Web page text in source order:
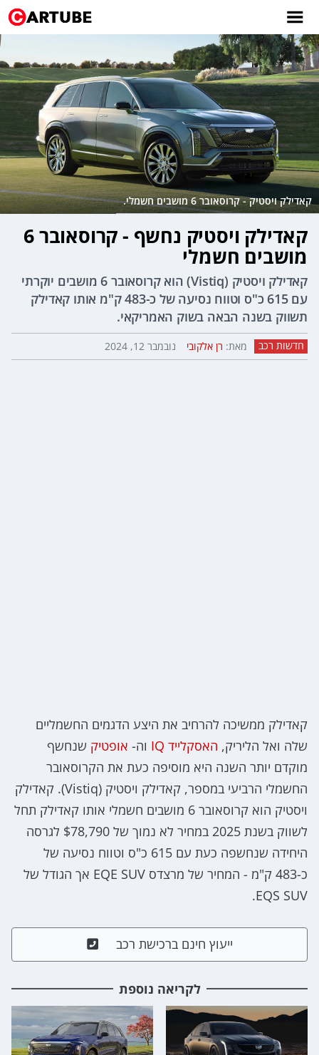
קאדילק ויסטיק - קרוסאובר 6 מושבים חשמלי.
קאדילק ויסטיק נחשף - קרוסאובר 6
מושבים חשמלי
קאדילק ויסטיק (Vistiq) הוא קרוסאובר 6 מושבים יוקרתי
עם 615 כ"ס וטווח נסיעה של כ-483 ק"מ אותו קאדילק
תשווק בשנה הבאה בשוק האמריקאי.
חדשות רכב מאת: רן אלקובי נובמבר 12, 2024
קאדילק ממשיכה להרחיב את היצע הדגמים החשמליים
שלה ואל הליריק, האסקלייד IQ וה- אופטיק שנחשף
מוקדם יותר השנה היא מוסיפה כעת את הקרוסאובר
החשמלי הרביעי במספר, קאדילק ויסטיק (Vistiq). קאדילק
ויסטיק הוא קרוסאובר 6 מושבים חשמלי אותו קאדילק תחל
לשווק בשנת 2025 במחיר לא נמוך של $78,790 לגרסה
היחידה שנחשפה כעת עם 615 כ"ס וטווח נסיעה של
כ-483 ק"מ - המחיר של מרצדס EQE SUV אך הגודל של
EQS SUV.
ייעוץ חינם ברכישת רכב
לקריאה נוספת